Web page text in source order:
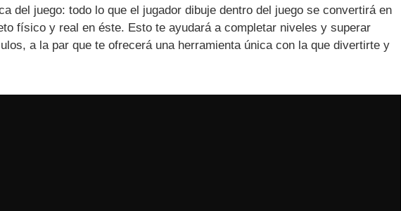
del juego: todo lo que el jugador dibuje dentro del juego se convertirá en
físico y real en éste. Esto te ayudará a completar niveles y superar
a la par que te ofrecerá una herramienta única con la que divertirte y